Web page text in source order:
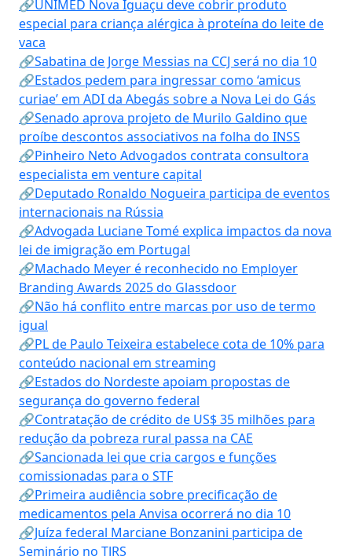
🔗UNIMED Nova Iguaçu deve cobrir produto
especial para criança alérgica à proteína do leite de
vaca
🔗Sabatina de Jorge Messias na CCJ será no dia 10
🔗Estados pedem para ingressar como ‘amicus
curiae’ em ADI da Abegás sobre a Nova Lei do Gás
🔗Senado aprova projeto de Murilo Galdino que
proíbe descontos associativos na folha do INSS
🔗Pinheiro Neto Advogados contrata consultora
especialista em venture capital
🔗Deputado Ronaldo Nogueira participa de eventos
internacionais na Rússia
🔗Advogada Luciane Tomé explica impactos da nova
lei de imigração em Portugal
🔗Machado Meyer é reconhecido no Employer
Branding Awards 2025 do Glassdoor
🔗Não há conflito entre marcas por uso de termo
igual
🔗PL de Paulo Teixeira estabelece cota de 10% para
conteúdo nacional em streaming
🔗Estados do Nordeste apoiam propostas de
segurança do governo federal
🔗Contratação de crédito de US$ 35 milhões para
redução da pobreza rural passa na CAE
🔗Sancionada lei que cria cargos e funções
comissionadas para o STF
🔗Primeira audiência sobre precificação de
medicamentos pela Anvisa ocorrerá no dia 10
🔗Juíza federal Marciane Bonzanini participa de
Seminário no TJRS